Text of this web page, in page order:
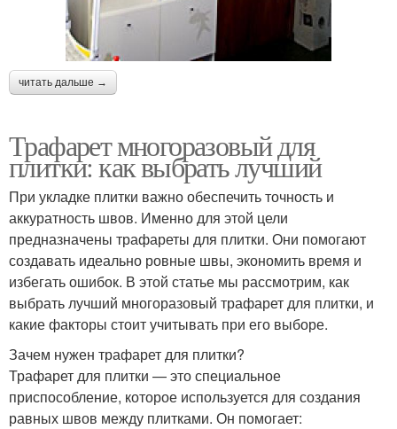
читать дальше →
Трафарет многоразовый для
плитки: как выбрать лучший
При укладке плитки важно обеспечить точность и
аккуратность швов. Именно для этой цели
предназначены трафареты для плитки. Они помогают
создавать идеально ровные швы, экономить время и
избегать ошибок. В этой статье мы рассмотрим, как
выбрать лучший многоразовый трафарет для плитки, и
какие факторы стоит учитывать при его выборе.
Зачем нужен трафарет для плитки?
Трафарет для плитки — это специальное
приспособление, которое используется для создания
равных швов между плитками. Он помогает: